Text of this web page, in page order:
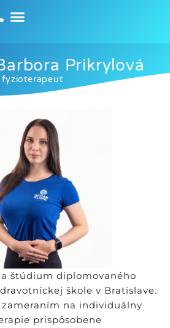
Prikrylová
fyzioterapeut
štúdium diplomovaného
škole v Bratislave.
na individuálny
prispôsobene